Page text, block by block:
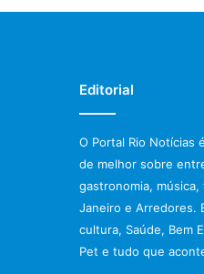
Editorial
O Portal Rio Notícias
de melhor sobre
gastronomia,
Janeiro e Arredores.
cultura, Saúde, Bem
Pet e tudo que